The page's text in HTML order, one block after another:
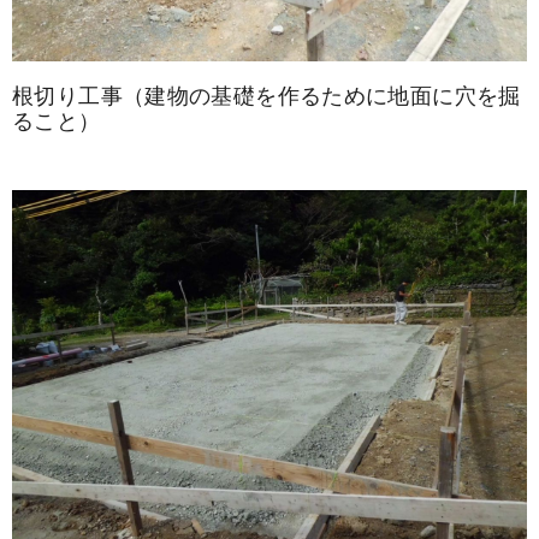
根切り工事（建物の基礎を作るために地面に穴を掘
ること）